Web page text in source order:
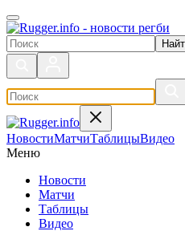
Поиск по сайту
НовостиМатчиТаблицыВидео
Меню
Новости
Матчи
Таблицы
Видео